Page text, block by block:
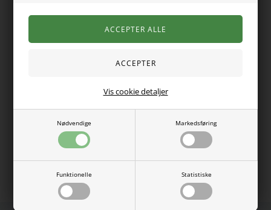
Nødvendige Markedsføring
Funktionelle Statistiske
Vis cookie detaljer
Mega fine badevinger fra Swim Essentials i det flotteste print.
Må kun bruges under opsyn.
Swim Essentials